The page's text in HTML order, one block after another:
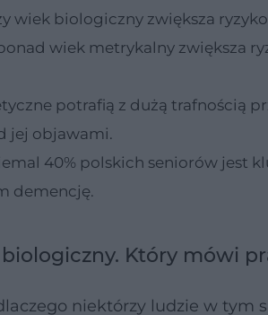
wiek biologiczny zwiększa
wiek metrykalny zwiększa
potrafią z dużą trafnością
jej objawami.
40% polskich seniorów jest
demencję.
Który mówi
niektórzy ludzie w